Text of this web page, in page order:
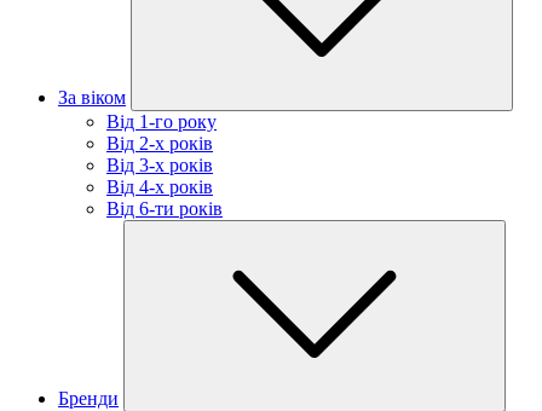
За віком
Від 1-го року
Від 2-х років
Від 3-х років
Від 4-х років
Від 6-ти років
Бренди